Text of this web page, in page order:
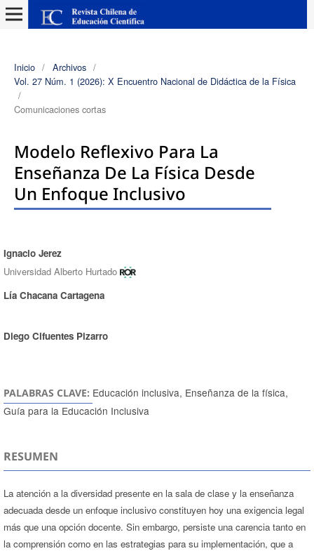
Inicio / Archivos /
Vol. 27 Núm. 1 (2026): X Encuentro Nacional de Didáctica de la Física
/
Comunicaciones cortas
Modelo Reflexivo Para La
Enseñanza De La Física Desde
Un Enfoque Inclusivo
Autores/as
Ignacio Jerez
Universidad Alberto Hurtado
Lía Chacana Cartagena
Diego Cifuentes Pizarro
PALABRAS CLAVE: Educación inclusiva, Enseñanza de la física,
Guía para la Educación Inclusiva
RESUMEN
La atención a la diversidad presente en la sala de clase y la enseñanza
adecuada desde un enfoque inclusivo constituyen hoy una exigencia legal
más que una opción docente. Sin embargo, persiste una carencia tanto en
la comprensión como en las estrategias para su implementación, que a